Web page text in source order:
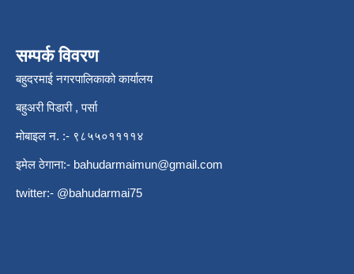
सम्पर्क विवरण
बहुदरमाई नगरपालिकाको कार्यालय
बहुअरी पिडारी , पर्सा
मोबाइल न. :- ९८५५०११११४
इमेल ठेगाना:- bahudarmaimun@gmail.com
twitter:- @bahudarmai75